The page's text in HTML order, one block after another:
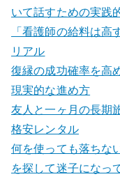
いて話すための実践
「看護師の給料は
リアル
復縁の成功確率を高
現実的な進め方
友人と一ヶ月の長期
格安レンタル
何を使っても落ちな
を探して迷子になっ